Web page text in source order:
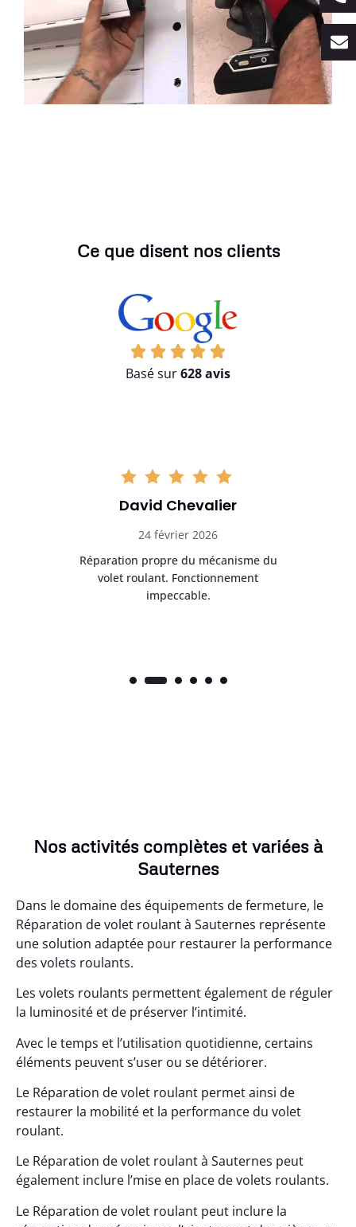
Ce que disent nos clients
Basé sur628 avis
David Chevalier
24 février 2026
Réparation propre du mécanisme du
volet roulant. Fonctionnement
impeccable.
Nos activités complètes et variées à
Sauternes
Dans le domaine des équipements de fermeture, le
Réparation de volet roulant à Sauternes représente
une solution adaptée pour restaurer la performance
des volets roulants.
Les volets roulants permettent également de réguler
la luminosité et de préserver l’intimité.
Avec le temps et l’utilisation quotidienne, certains
éléments peuvent s’user ou se détériorer.
Le Réparation de volet roulant permet ainsi de
restaurer la mobilité et la performance du volet
roulant.
Le Réparation de volet roulant à Sauternes peut
également inclure l’mise en place de volets roulants.
Le Réparation de volet roulant peut inclure la